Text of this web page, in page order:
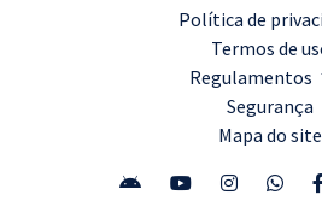
Política de
Termos de
Regulamentos
Segurança
Mapa do site